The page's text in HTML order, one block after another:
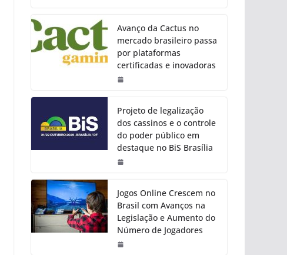
Avanço da Cactus no
mercado brasileiro passa
por plataformas
certificadas e inovadoras
Projeto de legalização
dos cassinos e o controle
do poder público em
destaque no BiS Brasília
Jogos Online Crescem no
Brasil com Avanços na
Legislação e Aumento do
Número de Jogadores